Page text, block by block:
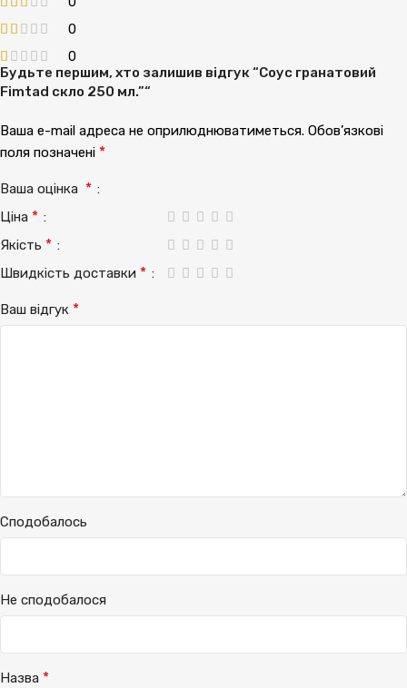
0
0
Будьте першим, хто залишив відгук “Соус гранатовий
Fimtad скло 250 мл.”“
Ваша e-mail адреса не оприлюднюватиметься. Обов’язкові
поля позначені *
Ваша оцінка *
Ціна *
Якість *
Швидкість доставки *
Ваш відгук *
Сподобалось
Не сподобалося
Назва *